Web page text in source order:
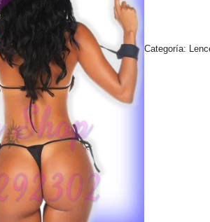
Categoría: